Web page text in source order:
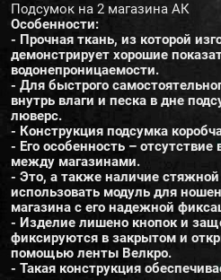
Подсумок на 2 магазина АК
Особенности:
- Прочная ткань, из которой
демонстрирует хорошие
водонепроницаемости.
- Для быстрого
внутрь влаги и песка в дне
люверс.
- Конструкция подсумка
- Его особенность – отсутствие
между магазинами.
- Это, а также наличие стяжной
использовать модуль для
магазина с его надежной
- Изделие лишено кнопок и
фиксируются в закрытом и
помощью ленты Велкро.
- Такая конструкция